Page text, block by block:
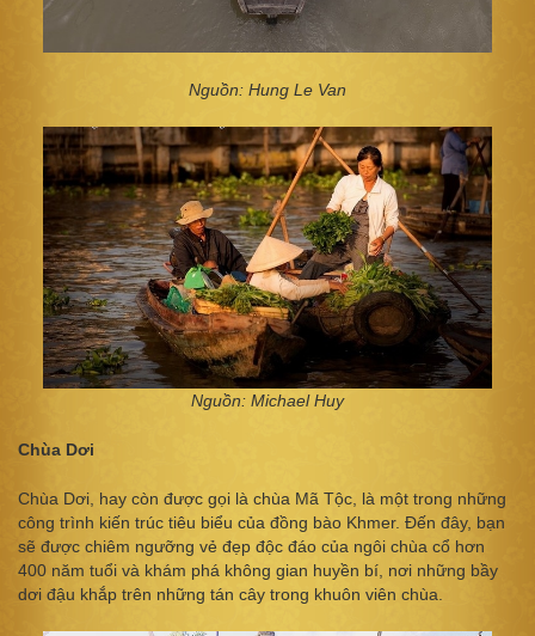
Nguồn: Hung Le Van
Nguồn: Michael Huy
Chùa Dơi
Chùa Dơi, hay còn được gọi là chùa Mã Tộc, là một trong những
công trình kiến trúc tiêu biểu của đồng bào Khmer. Đến đây, bạn
sẽ được chiêm ngưỡng vẻ đẹp độc đáo của ngôi chùa cổ hơn
400 năm tuổi và khám phá không gian huyền bí, nơi những bầy
dơi đậu khắp trên những tán cây trong khuôn viên chùa.